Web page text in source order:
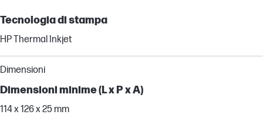
Tecnologia di stampa
HP Thermal Inkjet
Dimensioni
Dimensioni minime (L x P x A)
114 x 126 x 25 mm